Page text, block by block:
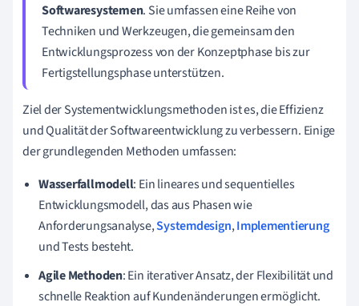
Softwaresystemen. Sie umfassen eine Reihe von
Techniken und Werkzeugen, die gemeinsam den
Entwicklungsprozess von der Konzeptphase bis zur
Fertigstellungsphase unterstützen.
Ziel der Systementwicklungsmethoden ist es, die Effizienz
und Qualität der Softwareentwicklung zu verbessern. Einige
der grundlegenden Methoden umfassen:
Wasserfallmodell: Ein lineares und sequentielles
Entwicklungsmodell, das aus Phasen wie
Anforderungsanalyse,Systemdesign,Implementierung
und Tests besteht.
Agile Methoden: Ein iterativer Ansatz, der Flexibilität und
schnelle Reaktion auf Kundenänderungen ermöglicht.